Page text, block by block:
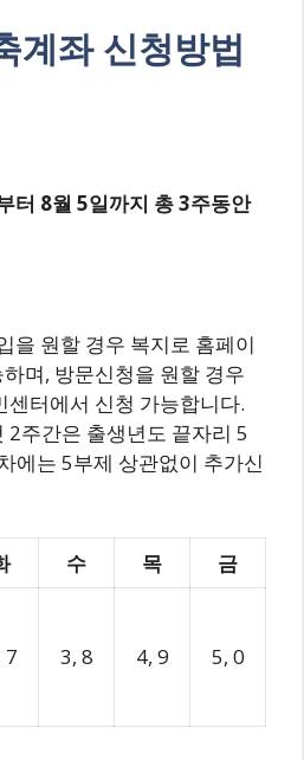
계좌 신청방법
터 8월 5일까지 총 3주동안
을 원할 경우 복지로 홈페이
며, 방문신청을 원할 경우
센터에서 신청 가능합니다.
2주간은 출생년도 끝자리 5
에는 5부제 상관없이 추가신
수 목
금
7 3, 8 4, 9 5, 0